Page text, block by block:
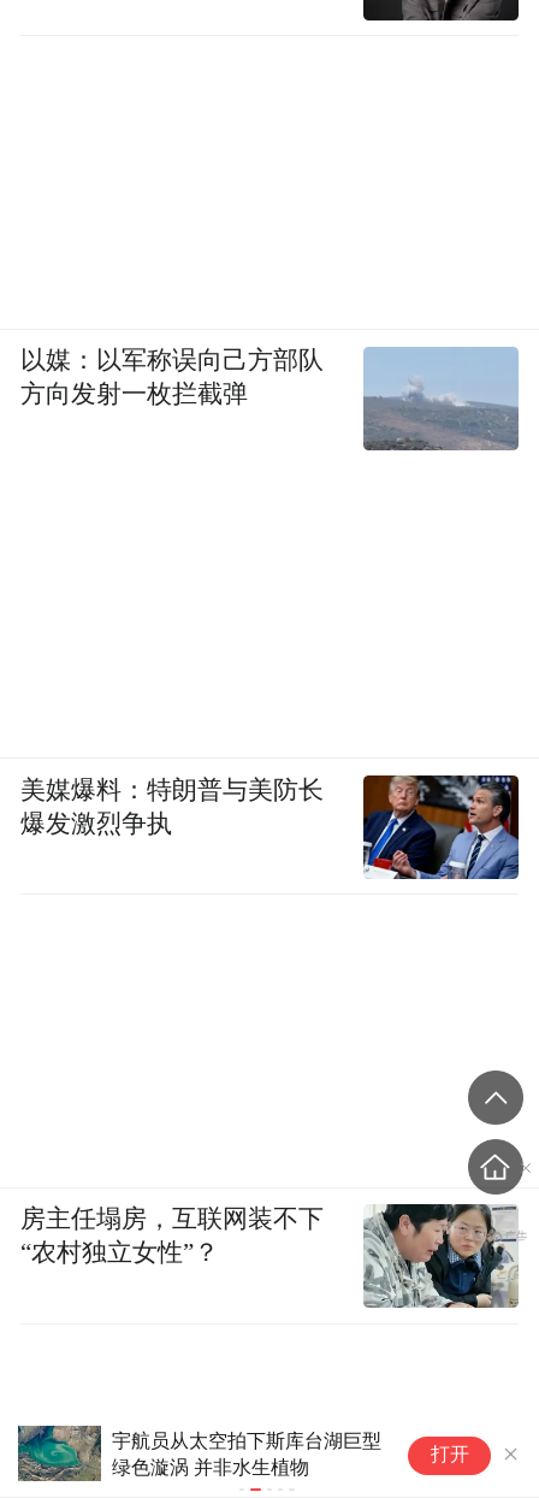
诗意中国丨画船撑入花深处
(15)#
打开
以媒：以军称误向己方部队
方向发射一枚拦截弹
美媒爆料：特朗普与美防长
爆发激烈争执
房主任塌房，互联网装不下
“农村独立女性”？